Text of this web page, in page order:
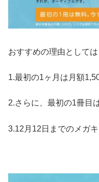
おすすめの理由としては
1.最初の1ヶ月は月額
2.さらに、最初の1冊目
3.12月12日までのメガ